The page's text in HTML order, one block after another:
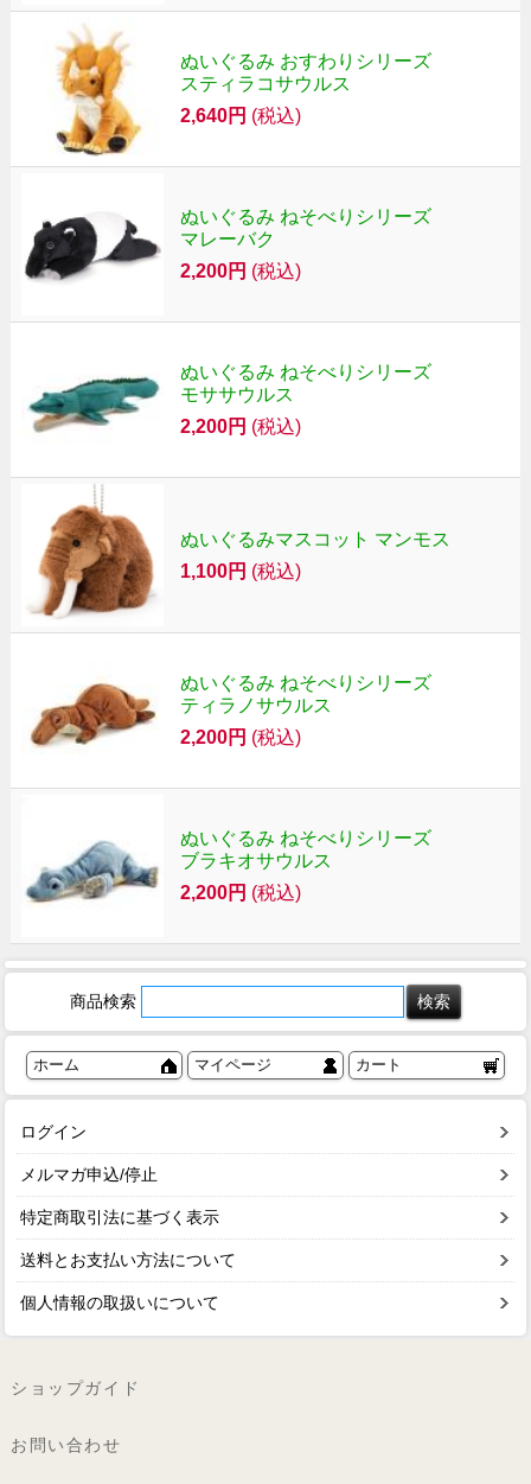
ぬいぐるみ おすわりシリーズ
スティラコサウルス
2,640円 (税込)
ぬいぐるみ ねそべりシリーズ
マレーバク
2,200円 (税込)
ぬいぐるみ ねそべりシリーズ
モササウルス
2,200円 (税込)
ぬいぐるみマスコット マンモス
1,100円 (税込)
ぬいぐるみ ねそべりシリーズ
ティラノサウルス
2,200円 (税込)
ぬいぐるみ ねそべりシリーズ
ブラキオサウルス
2,200円 (税込)
商品検索
ホーム マイページ カート
ログイン
メルマガ申込/停止
特定商取引法に基づく表示
送料とお支払い方法について
個人情報の取扱いについて
ショップガイド
お問い合わせ